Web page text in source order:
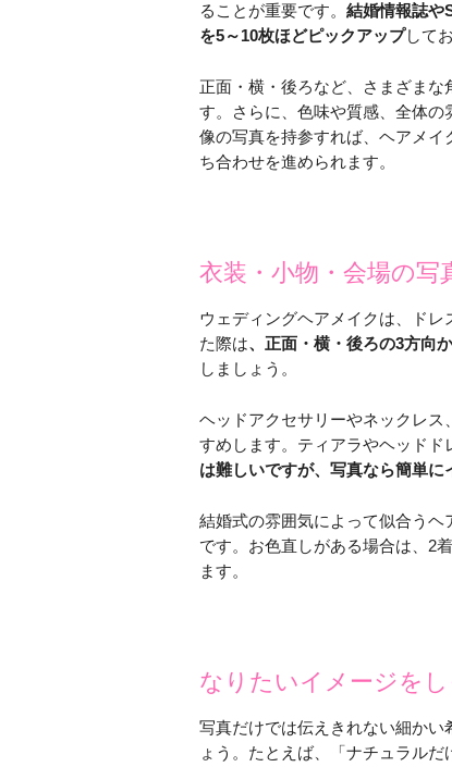
ることが重要です。 結婚情報誌や
を5～10枚ほどピックアップして
正面・横・後ろなど、さまざま
す。さらに、色味や質感、全体
像の写真を持参すれば、ヘアメ
ち合わせを進められます。
衣装・小物・会場の
ウェディングヘアメイクは、ド
た際は、正面・横・後ろの3方向
しましょう。
ヘッドアクセサリーやネックレ
すめします。ティアラやヘッドド
は難しいですが、写真なら簡単に
結婚式の雰囲気によって似合うヘ
です。お色直しがある場合は、2
ます。
なりたいイメージを
写真だけでは伝えきれない細か
ょう。たとえば、「ナチュラル